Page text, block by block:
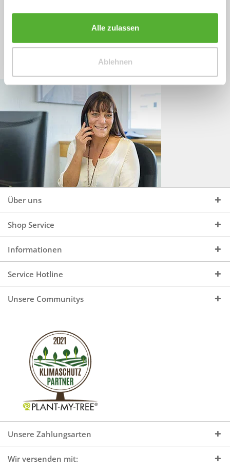
Alle zulassen
Ablehnen
+49 (0)4244 965 34 04
Mo - Do, 09:00 - 16:00 Uhr
und Fr, 09:00 - 13:00 Uhr
Über uns
Shop Service
Informationen
Service Hotline
Unsere Communitys
Unsere Zahlungsarten
Wir versenden mit: